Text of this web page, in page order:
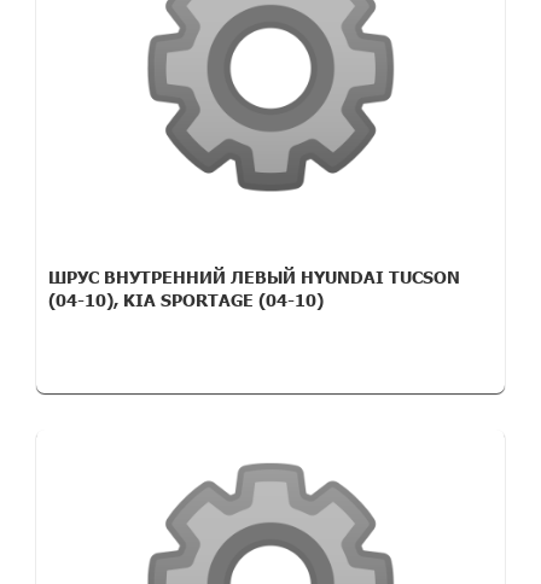
ШРУС ВНУТРЕННИЙ ЛЕВЫЙ HYUNDAI TUCSON
(04-10), KIA SPORTAGE (04-10)